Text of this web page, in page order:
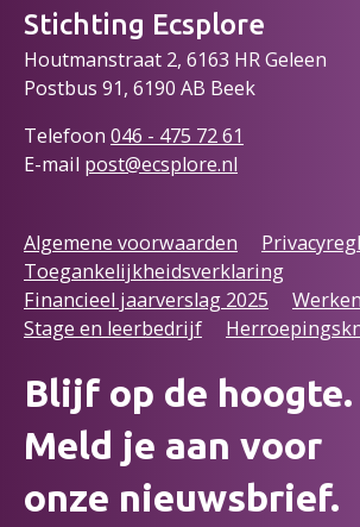
Stichting Ecsplore
Houtmanstraat 2, 6163 HR Geleen
Postbus 91, 6190 AB Beek
Telefoon 046 - 475 7261
E-mail post@ecsplore.nl
Algemene voorwaarden
Toegankelijkheidsverklaring
Financieel jaarverslag 2025
Stage en leerbedrijf
Blijf op de hoogte.
Meld je aan voor
onze nieuwsbrief.